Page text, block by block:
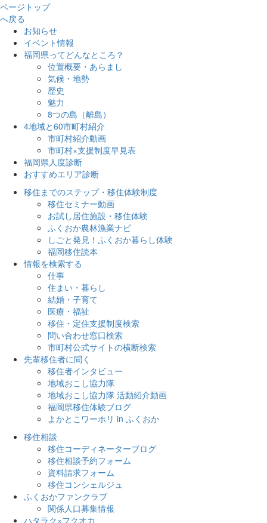
ページトップ
へ戻る
お知らせ
イベント情報
福岡県ってどんなところ？
位置概要・あらまし
気候・地勢
歴史
魅力
8つの島（離島）
4地域と60市町村紹介
市町村紹介動画
市町村×支援制度早見表
福岡県人度診断
おすすめエリア診断
移住までのステップ・移住体験制度
移住セミナー動画
お試し居住施設・移住体験
ふくおか農林漁業ナビ
しごと発見！ふくおか暮らし体験
福岡移住読本
情報を検索する
仕事
住まい・暮らし
結婚・子育て
医療・福祉
移住・定住支援制度検索
問い合わせ窓口検索
市町村公式サイトの横断検索
先輩移住者に聞く
移住者インタビュー
地域おこし協力隊
地域おこし協力隊 活動紹介動画
福岡県移住体験ブログ
よかとこワーホリ in ふくおか
移住相談
移住コーディネーターブログ
移住相談予約フォーム
資料請求フォーム
移住コンシェルジュ
ふくおかファンクラブ
関係人口募集情報
ハタラク×フクオカ